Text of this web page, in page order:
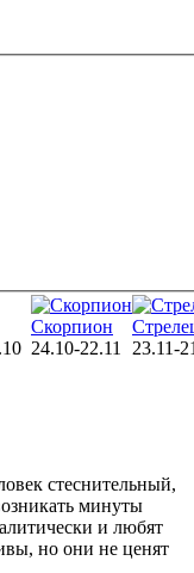
Скорпион
24.10-22.11
23.11-
стеснительный,
минуты
и любят
но они не ценят